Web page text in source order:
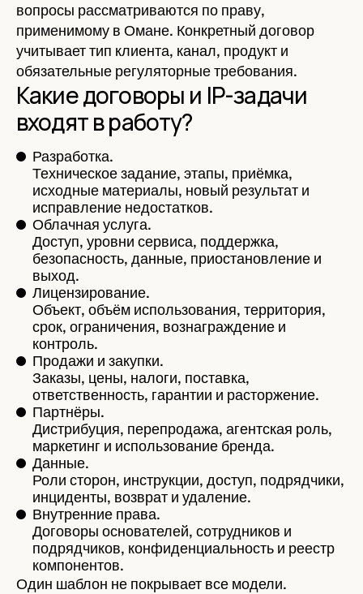
вопросы рассматриваются по праву,
применимому в Омане. Конкретный договор
учитывает тип клиента, канал, продукт и
обязательные регуляторные требования.
Какие договоры и IP-задачи
входят в работу?
Разработка.
Техническое задание, этапы, приёмка,
исходные материалы, новый результат и
исправление недостатков.
Облачная услуга.
Доступ, уровни сервиса, поддержка,
безопасность, данные, приостановление и
выход.
Лицензирование.
Объект, объём использования, территория,
срок, ограничения, вознаграждение и
контроль.
Продажи и закупки.
Заказы, цены, налоги, поставка,
ответственность, гарантии и расторжение.
Партнёры.
Дистрибуция, перепродажа, агентская роль,
маркетинг и использование бренда.
Данные.
Роли сторон, инструкции, доступ, подрядчики,
инциденты, возврат и удаление.
Внутренние права.
Договоры основателей, сотрудников и
подрядчиков, конфиденциальность и реестр
компонентов.
Один шаблон не покрывает все модели.